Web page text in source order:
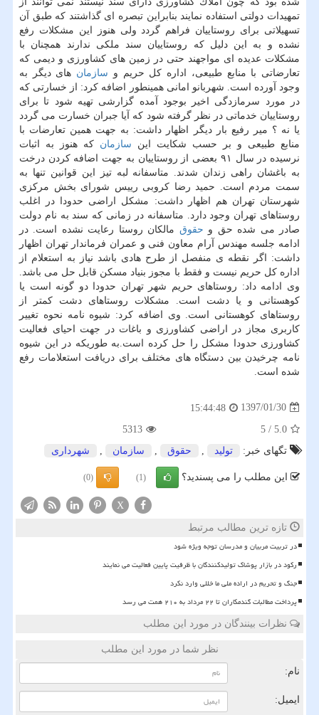
تمهیدات دولتی استفاده نمایند بنابراین تبصره ای گذاشتند كه طبق آن
تسهیلاتی برای روستاییان فراهم گردد ولی هنوز این مشكلات رفع
نشده و به این دلیل كه روستاییان سند ملكی ندارند همچنان با
مشكلات عدیده ای مواجهند حتی در زمین های كشاورزی و دیمی كه
تعارضاتی با منابع طبیعی، اداره كل حریم و سازمان های دیگر به
وجود آورده است. شهربانو امانی همینطور اضافه كرد: از خسارتی كه
در مورد سرمازدگی اخیر بوجود آمده گزارشی تهیه شود تا برای
روستاییان خدماتی در نظر گرفته شود كه آیا جبران خسارت می گردد
یا نه ؟ میر رفیع بار دیگر اظهار داشت: به جهت همین تعارضات با
منابع طبیعی و بر حسب شكایت این سازمان كه هنوز به اثبات
نرسیده در سال ۹۱ بعضی از روستاییان به جهت اضافه كردن درخت
به باغشان راهی زندان شدند. متاسفانه لبه تیز این قوانین تنها به
سمت مردم است. حمید رضا كروبی رییس شورای بخش مركزی
شهرستان تهران هم اظهار داشت: مشكل اراضی حدودا در اغلب
روستاهای تهران وجود دارد. متاسفانه در زمانی كه سند به نام دولت
صادر می شده حق و حقوق مالكان روستا رعایت نشده است. در
ادامه جلسه مهندس آرام معاون فنی و عمران فرماندار تهران اظهار
داشت: اگر نقطه ی منفصل از طرح هادی باشد نیاز به استعلام از
اداره كل حریم نیست و فقط با مجوز بنیاد مسكن قابل حل می باشد.
وی ادامه داد: روستاهای حریم شهر تهران حدودا دو گونه است یا
كوهستانی و یا دشت است. مشكلات روستاهای دشت كمتر از
روستاهای كوهستانی است. وی اضافه كرد: شیوه نامه نحوه تغییر
كاربری مجاز در اراضی كشاورزی و باغات در جهت احیای فعالیت
كشاورزی حدودا مشكل را حل كرده است.به طوریكه در این شیوه
نامه چرخیدن بین دستگاه های مختلف برای دریافت استعلامات رفع
شده است.
1397/01/30
15:44:48
5.0
/
5
5313
تگهای خبر:
تولید , حقوق , سازمان , شهرداری
این مطلب را می پسندید؟ (1)
(0)
X
تازه ترین مطالب مرتبط
در تربیت مربیان و مدرسان توجه ویژه شود
رکود در بازار پوشاک تولیدکنندگان با ظرفیت پایین فعالیت می نمایند
جنگ و تحریم در اراده ملی ما خللی وارد نکرد
پرداخت مطالبات گندمکاران تا ۲۲ مرداد به ۲۱۰ همت می رسد
نظرات بینندگان در مورد این مطلب
نظر شما در مورد این مطلب
نام:
ایمیل: